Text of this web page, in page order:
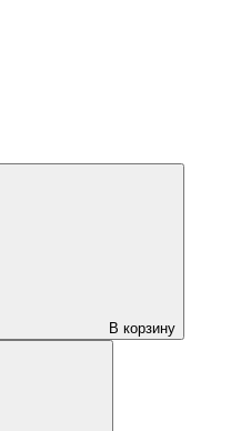
В корзину